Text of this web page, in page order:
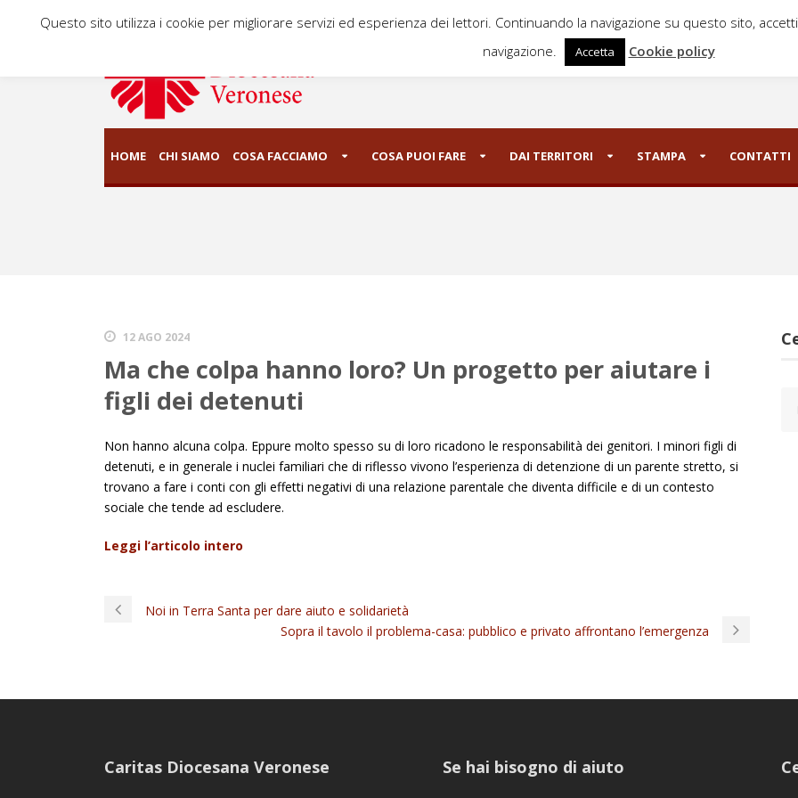
HOME CHI SIAMO COSA FACCIAMO COSA PUOI FARE DAI TERRITORI STAMPA CONTATTI
12 AGO 2024
Ma che colpa hanno loro? Un progetto per aiutare i
figli dei detenuti
Non hanno alcuna colpa. Eppure molto spesso su di loro ricadono le responsabilità dei genitori. I minori figli di
detenuti, e in generale i nuclei familiari che di riflesso vivono l’esperienza di detenzione di un parente stretto, si
trovano a fare i conti con gli effetti negativi di una relazione parentale che diventa difficile e di un contesto
sociale che tende ad escludere.
Leggi l’articolo intero
Noi in Terra Santa per dare aiuto e solidarietà
Sopra il tavolo il problema-casa: pubblico e privato affrontano l’emergenza
Caritas Diocesana Veronese Se hai bisogno di aiuto
Questo sito utilizza i cookie per migliorare servizi ed esperienza dei lettori. Continuando la navigazione su questo sito,
navigazione.
Accetta Cookie policy